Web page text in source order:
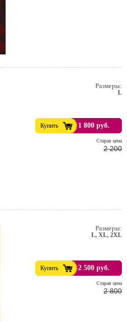
Размеры:
L
Купить 1 800 руб.
Cтарая цена
2 200
Размеры:
L, XL, 2XL
Купить 2 500 руб.
Cтарая цена
2 800